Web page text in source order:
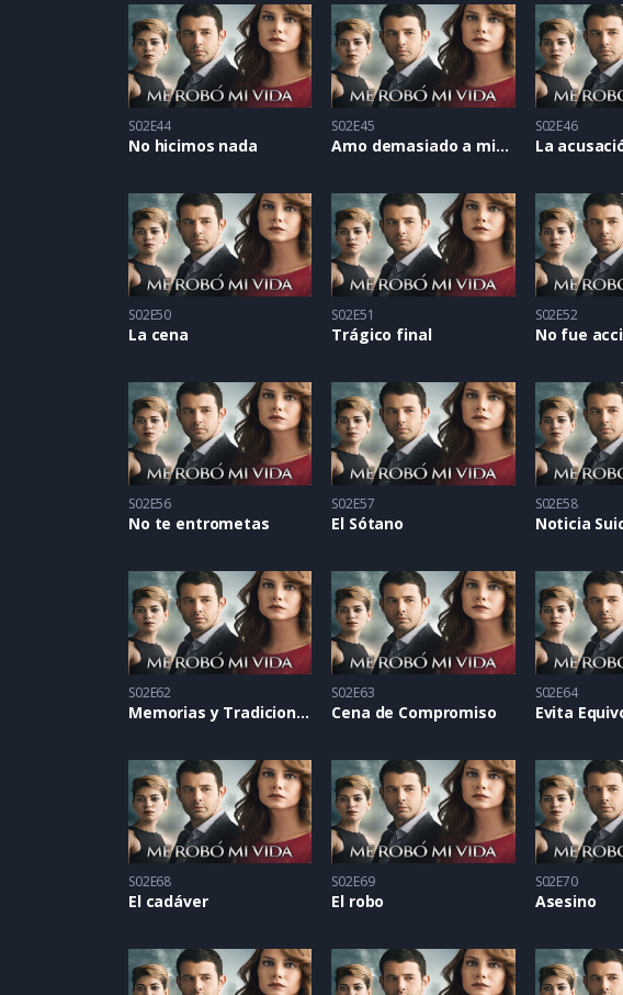
S02E44
No hicimos nada
S02E45
Amo demasiado a mis hijas
S02E46
La
S02E50
La cena
S02E51
Trágico final
S02E52
No fue
S02E56
No te entrometas
S02E57
El Sótano
S02E58
Noticia
S02E62
Memorias y Tradiciones
S02E63
Cena de Compromiso
S02E64
Evita
S02E68
El cadáver
S02E69
El robo
S02E70
Asesino